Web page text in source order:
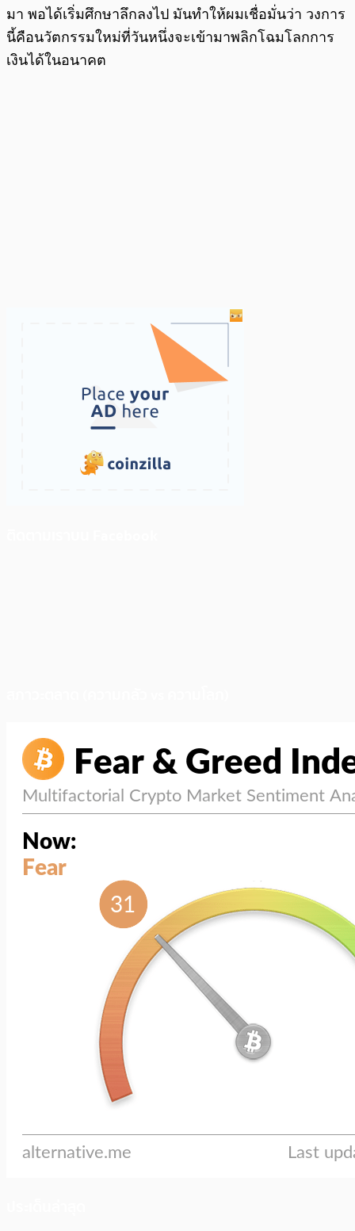
มา พอได้เริ่มศึกษาลึกลงไป มันทำให้ผมเชื่อมั่นว่า วงการ
นี้คือนวัตกรรมใหม่ที่วันหนึ่งจะเข้ามาพลิกโฉมโลกการ
เงินได้ในอนาคต